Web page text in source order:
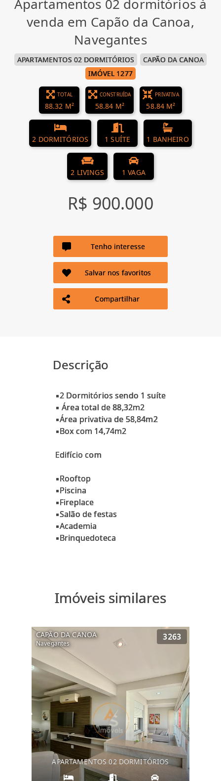
Apartamentos 02 dormitórios à
venda em Capão da Canoa,
Navegantes
APARTAMENTOS 02 DORMITÓRIOS
CAPÃO DA CANOA
IMÓVEL 1277
TOTAL
88.32 M²
CONSTRUÍDA
58.84 M²
PRIVATIVA
58.84 M²
2 DORMITÓRIOS 1 SUÍTE 1 BANHEIRO
2 LIVINGS 1 VAGA
R$ 900.000
Tenho interesse
Salvar nos favoritos
Compartilhar
Descrição
▪2 Dormitórios sendo 1 suíte
▪ Área total de 88,32m2
▪Área privativa de 58,84m2
▪Box com 14,74m2
Edifício com
▪Rooftop
▪Piscina
▪Fireplace
▪Salão de festas
▪Academia
Imóveis similares
CAPÃO DA CANOA
Navegantes
3263
APARTAMENTOS 02 DORMITÓRIOS